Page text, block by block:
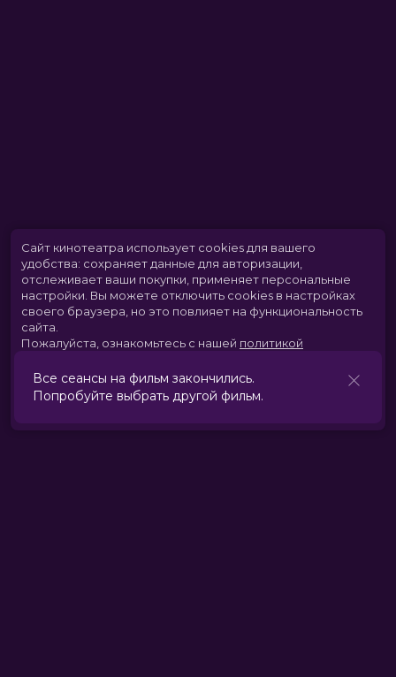
Все сеансы на фильм закончились.
Попробуйте выбрать другой фильм.
Сайт кинотеатра использует cookies для вашего
удобства: сохраняет данные для авторизации,
отслеживает ваши покупки, применяет персональные
настройки. Вы можете отключить cookies в настройках
своего браузера, но это повлияет на функциональность
сайта.
Пожалуйста, ознакомьтесь с нашей политикой
Принять